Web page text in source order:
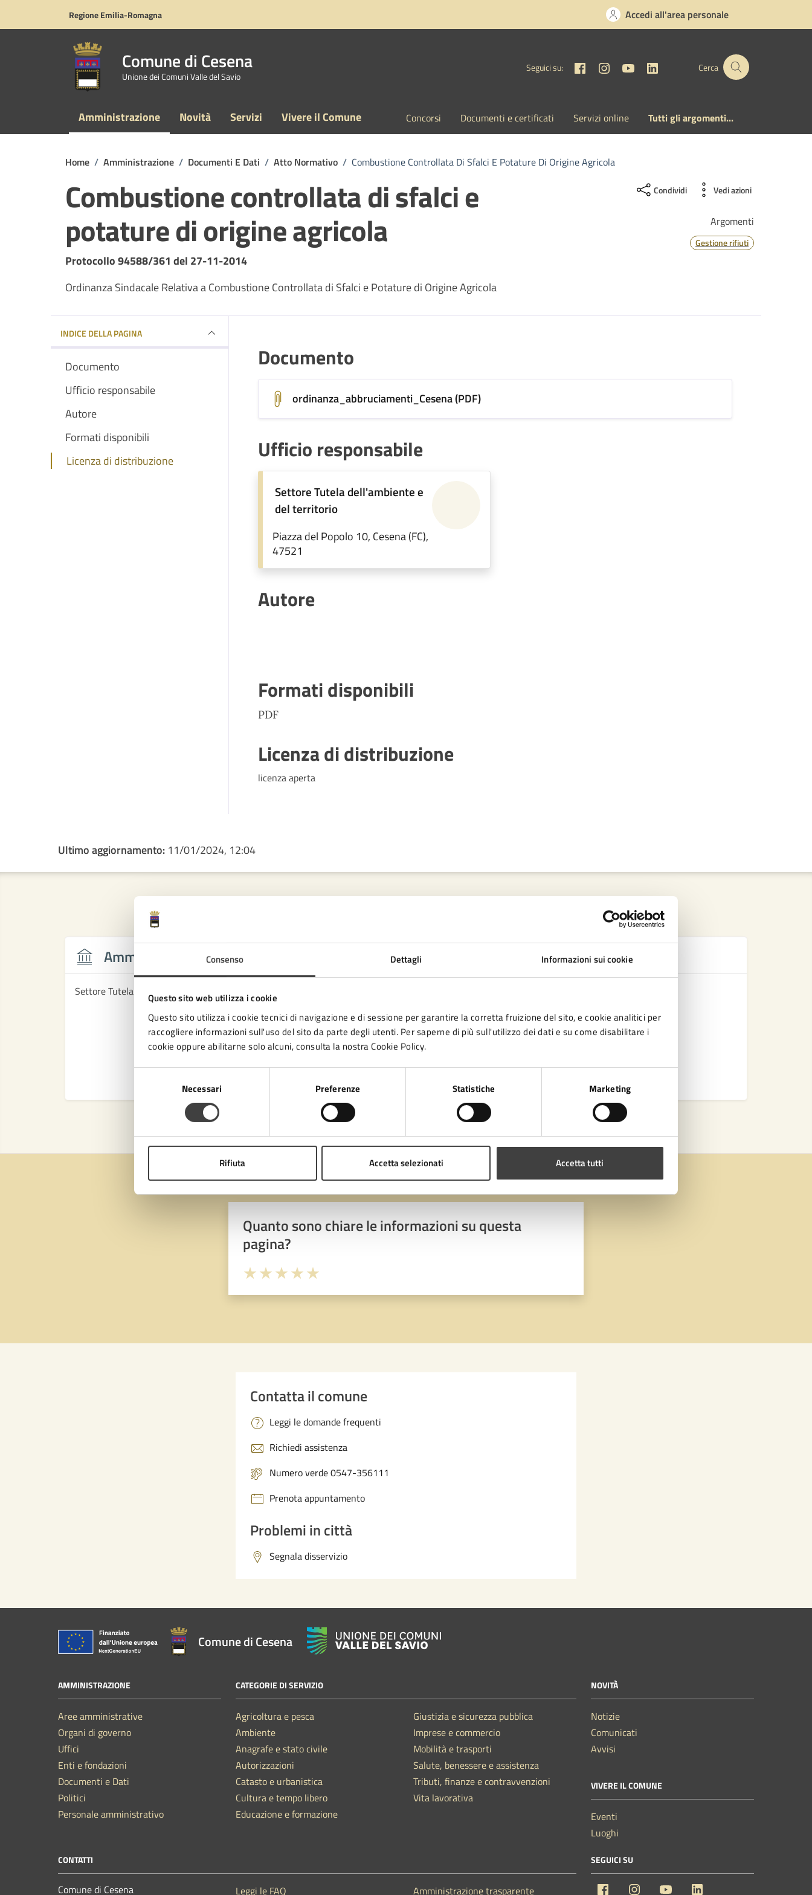
Consenso Dettagli Informazioni sui cookie
Questo sito web utilizza i cookie
Questo sito utilizza i cookie tecnici di navigazione e di sessione per garantire la corretta fruizione del sito, e cookie analitici per
raccogliere informazioni sull'uso del sito da parte degli utenti. Per saperne di più sull'utilizzo dei dati e su come disabilitare i
cookie oppure abilitarne solo alcuni, consulta la nostra Cookie Policy.
consenso
Necessari Preferenze Statistiche Marketing
Rifiuta Accetta selezionati Accetta tutti
Regione Emilia-Romagna Accedi all'area personale
Comune di Cesena
Unione dei Comuni Valle del Savio
Seguici su: FacebookInstagram
YouTubeLinkedinCerca
Amministrazione Novità Servizi Vivere il Comune Concorsi Documenti e certificati Servizi online Tutti gli argomenti...
Home / Amministrazione / Documenti E Dati / Atto Normativo / Combustione Controllata Di Sfalci E Potature Di Origine Agricola
Combustione controllata di sfalci e
potature di origine agricola
Dettagli del documento
Protocollo 94588/361 del 27-11-2014
Ordinanza Sindacale Relativa a Combustione Controllata di Sfalci e Potature di Origine Agricola
Condividi Vedi azioni
Argomenti
Gestione rifiuti
INDICE DELLA PAGINA
Documento
Ufficio responsabile
Autore
Formati disponibili
Licenza di distribuzione
Documento
ordinanza_abbruciamenti_Cesena (PDF)
Ufficio responsabile
Settore Tutela dell'ambiente e
del territorio
Piazza del Popolo 10, Cesena (FC),
47521
Autore
Formati disponibili
PDF
Licenza di distribuzione
licenza aperta
Ultimo aggiornamento: 11/01/2024, 12:04
Amministrazione
Settore Tutela dell'ambiente e del territorio
Quanto sono chiare le informazioni su questa
pagina?
Contatta il comune
Leggi le domande frequenti
Richiedi assistenza
Numero verde 0547-356111
Prenota appuntamento
Problemi in città
Segnala disservizio
Comune di Cesena
AMMINISTRAZIONE
Aree amministrative
Organi di governo
Uffici
Enti e fondazioni
Documenti e Dati
Politici
Personale amministrativo
CATEGORIE DI SERVIZIO
Agricoltura e pesca
Ambiente
Anagrafe e stato civile
Autorizzazioni
Catasto e urbanistica
Cultura e tempo libero
Educazione e formazione
Giustizia e sicurezza pubblica
Imprese e commercio
Mobilità e trasporti
Salute, benessere e assistenza
Tributi, finanze e contravvenzioni
Vita lavorativa
NOVITÀ
Notizie
Comunicati
Avvisi
VIVERE IL COMUNE
Eventi
Luoghi
CONTATTI
Comune di Cesena Leggi le FAQ Amministrazione trasparente
SEGUICI SU
Facebook Instagram YouTube